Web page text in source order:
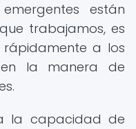
están
trabajamos, es
a los
la manera de
la capacidad de